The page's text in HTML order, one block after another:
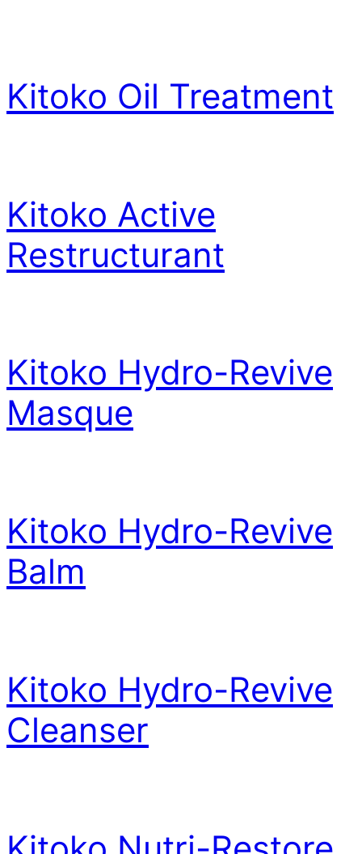
Kitoko Oil Treatment
Kitoko Active
Restructurant
Kitoko Hydro-Revive
Masque
Kitoko Hydro-Revive
Balm
Kitoko Hydro-Revive
Cleanser